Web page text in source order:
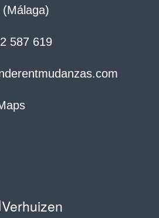
(Málaga)
587 619
Verhuizen